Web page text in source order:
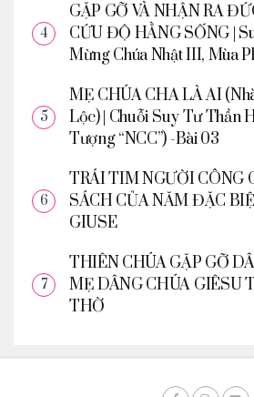
GẶP GỠ VÀ NHẬN RA
CỨU ĐỘ HẰNG SỐNG |
Mừng Chúa Nhật III, Mùa
MẸ CHÚA CHA LÀ AI
Lộc) | Chuỗi Suy Tư Thần
Tượng “NCC”) -Bài 03
TRÁI TIM NGƯỜI CÔNG
SÁCH CỦA NĂM ĐẶC
GIUSE
THIÊN CHÚA GẶP GỠ
MẸ DÂNG CHÚA GIÊSU
THỜ